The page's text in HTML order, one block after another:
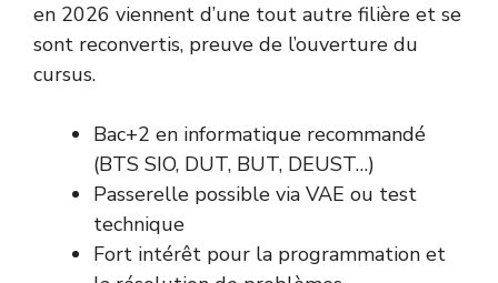
en 2026 viennent d’une tout autre filière et se
sont reconvertis, preuve de l’ouverture du
cursus.
Bac+2 en informatique recommandé
(BTS SIO, DUT, BUT, DEUST…)
Passerelle possible via VAE ou test
technique
Fort intérêt pour la programmation et